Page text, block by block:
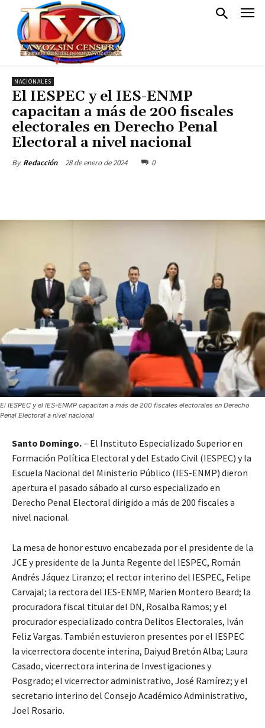
NACIONALES
El IESPEC y el IES-ENMP
capacitan a más de 200 fiscales
electorales en Derecho Penal
Electoral a nivel nacional
By Redacción 28 de enero de 2024 0
El IESPEC y el IES-ENMP capacitan a más de 200 fiscales electorales en Derecho
Penal Electoral a nivel nacional
Santo Domingo.– El Instituto Especializado Superior en
Formación Política Electoral y del Estado Civil (IESPEC) y la
Escuela Nacional del Ministerio Público (IES-ENMP) dieron
apertura el pasado sábado al curso especializado en
Derecho Penal Electoral dirigido a más de 200 fiscales a
nivel nacional.
La mesa de honor estuvo encabezada por el presidente de la
JCE y presidente de la Junta Regente del IESPEC, Román
Andrés Jáquez Liranzo; el rector interino del IESPEC, Felipe
Carvajal; la rectora del IES-ENMP, Marien Montero Beard; la
procuradora fiscal titular del DN, Rosalba Ramos; y el
procurador especializado contra Delitos Electorales, Iván
Feliz Vargas. También estuvieron presentes por el IESPEC
la vicerrectora docente interina, Daiyud Bretón Alba; Laura
Casado, vicerrectora interina de Investigaciones y
Posgrado; el vicerrector administrativo, José Ramírez; y el
secretario interino del Consejo Académico Administrativo,
Joel Rosario.